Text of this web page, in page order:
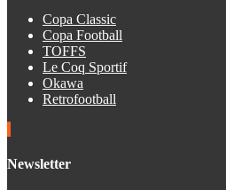
Copa Classic
Copa Football
TOFFS
Le Coq Sportif
Okawa
Retrofootball
Newsletter